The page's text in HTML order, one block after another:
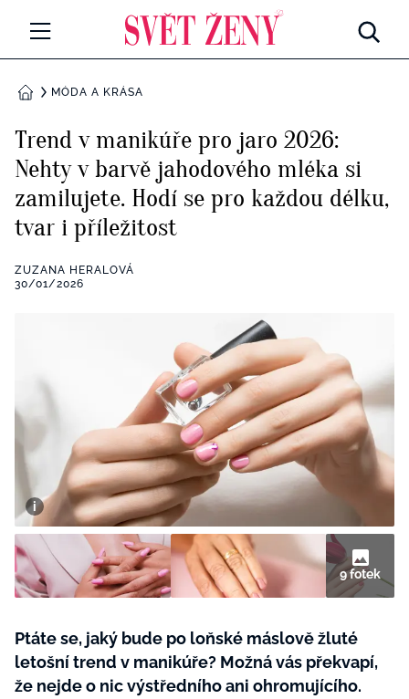
Všechny kategorie
Rozhovory
RETROHUBKY
PSYCHOLOGIE
Seberozvoj
ZDRAVÍ
Testy a kvízy
Všechny kategorie
Tvoření
Rady a tipy
BurdaMedia
Extra
SVĚT ŽENY - 599 KČ
ROČNÍ PŘEDPLATNÉ SVĚT ŽENY +
SADA PRODUKTŮ MANA (10 ks)
DOMŮMÓDA A KRÁSA
Trend v manikúře pro jaro 2026:
Nehty v barvě jahodového mléka si
zamilujete. Hodí se pro každou délku,
tvar i příležitost
ZUZANA HERALOVÁ
30/01/2026
9 fotek
Ptáte se, jaký bude po loňské máslově žluté
letošní trend v manikúře? Možná vás překvapí,
že nejde o nic výstředního ani ohromujícího.